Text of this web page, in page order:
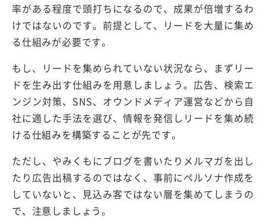
率がある程度で頭打ちになるので、成果が倍増するわ
けではないのです。前提として、リードを大量に集め
る仕組みが必要です。
もし、リードを集められていない状況なら、まずリー
ドを生み出す仕組みを用意しましょう。広告、検索エ
ンジン対策、SNS、オウンドメディア運営などから自
社に適した手法を選び、情報を発信しリードを集め続
ける仕組みを構築することが先です。
ただし、やみくもにブログを書いたりメルマガを出し
たり広告出稿するのではなく、事前にペルソナ作成を
していないと、見込み客ではない層を集めてしまうの
で、注意しましょう。